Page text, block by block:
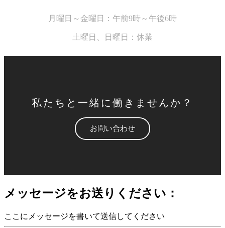
月曜日～金曜日：午前9時～午後6時
土曜日、 日曜日：休業
私たちと一緒に働きませんか？
お問い合わせ
メッセージをお送りください：
ここにメッセージを書いて送信してください